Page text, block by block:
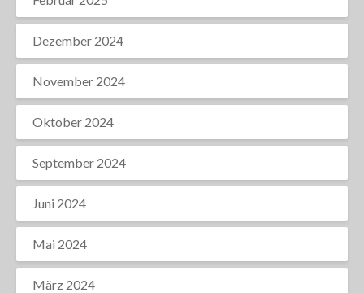
Dezember 2024
November 2024
Oktober 2024
September 2024
Juni 2024
Mai 2024
März 2024